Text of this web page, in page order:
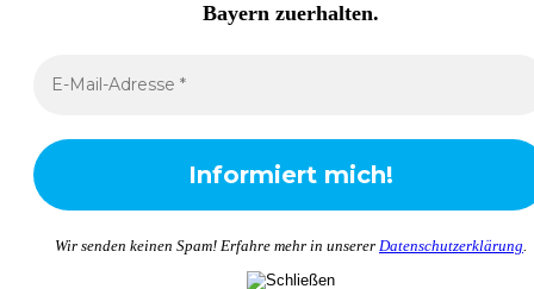
Bayern zuerhalten.
Wir senden keinen Spam! Erfahre mehr in unserer Datenschutzerklärung.